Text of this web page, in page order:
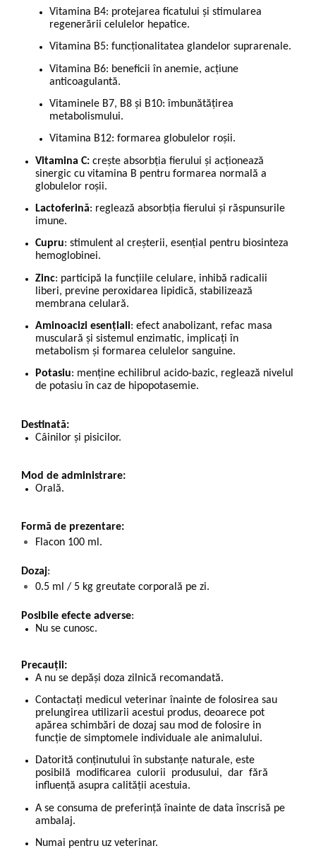
Vitamina B4: protejarea ficatului și stimularea
regenerării celulelor hepatice.
Vitamina B5: funcționalitatea glandelor suprarenale.
Vitamina B6: beneficii în anemie, acțiune
anticoagulantă.
Vitaminele B7, B8 și B10: îmbunătățirea
metabolismului.
Vitamina B12: formarea globulelor roșii.
Vitamina C: crește absorbția fierului și acționează
sinergic cu vitamina B pentru formarea normală a
globulelor roșii.
Lactoferină: reglează absorbția fierului și răspunsurile
imune.
Cupru: stimulent al creșterii, esențial pentru biosinteza
hemoglobinei.
Zinc: participă la funcțiile celulare, inhibă radicalii
liberi, previne peroxidarea lipidică, stabilizează
membrana celulară.
Aminoacizi esențiali: efect anabolizant, refac masa
musculară și sistemul enzimatic, implicați în
metabolism și formarea celulelor sanguine.
Potasiu: menține echilibrul acido-bazic, reglează nivelul
de potasiu în caz de hipopotasemie.
Destinată:
Câinilor și pisicilor.
Mod de administrare:
Orală.
Formă de prezentare:
Flacon 100 ml.
Dozaj:
0.5 ml / 5 kg greutate corporală pe zi.
Posibile efecte adverse:
Nu se cunosc.
Precauții:
A nu se depăși doza zilnică recomandată.
Contactaţi medicul veterinar înainte de folosirea sau
prelungirea utilizarii acestui produs, deoarece pot
apărea schimbări de dozaj sau mod de folosire in
funcție de simptomele individuale ale animalului.
Datorită conținutului în substanțe naturale, este
posibilă modiﬁcarea culorii produsului, dar fără
inﬂuență asupra calității acestuia.
A se consuma de preferință înainte de data înscrisă pe
ambalaj.
Numai pentru uz veterinar.